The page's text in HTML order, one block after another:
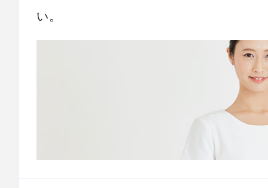
い。